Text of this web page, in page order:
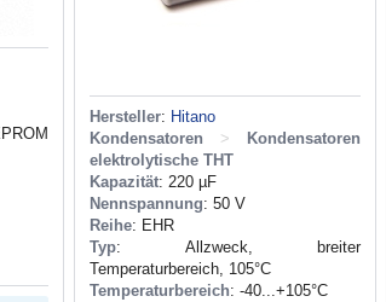
Hersteller: Hitano
Kondensatoren
>
Kondensatoren
elektrolytische THT
Kapazität: 220 µF
Nennspannung: 50 V
Reihe: EHR
Typ: Allzweck, breiter
Temperaturbereich, 105°C
Temperaturbereich: -40...+105°C